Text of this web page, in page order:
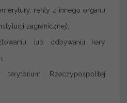
renty z innego organu
zagranicznej),
lub odbywaniu kary
terytorium Rzeczypospolitej